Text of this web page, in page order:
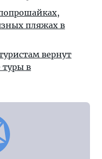
пляжах в
вернут
туры в